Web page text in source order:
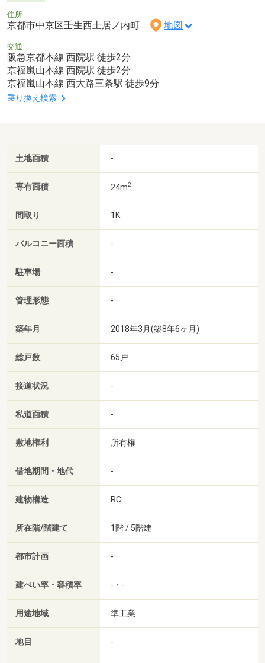
住所
京都市中京区壬生西土居ノ内町 地図
交通
阪急京都本線 西院駅 徒歩2分
京福嵐山本線 西院駅 徒歩2分
京福嵐山本線 西大路三条駅 徒歩9分
乗り換え検索
土地面積 -
専有面積 24m2
間取り 1K
バルコニー面積 -
駐車場 -
管理形態 -
築年月 2018年3月(築8年6ヶ月)
総戸数 65戸
接道状況 -
私道面積 -
敷地権利 所有権
借地期間・地代 -
建物構造 RC
所在階/階建て 1階 / 5階建
都市計画 -
建ぺい率・容積率 -・-
用途地域 準工業
地目 -